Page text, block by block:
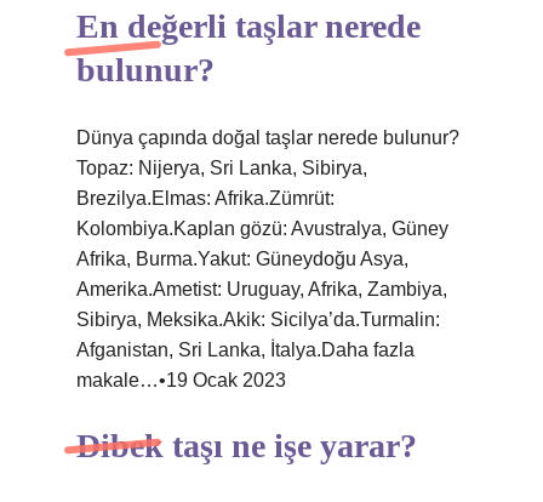
En değerli taşlar nerede
bulunur?
Dünya çapında doğal taşlar nerede bulunur?
Topaz: Nijerya, Sri Lanka, Sibirya,
Brezilya.Elmas: Afrika.Zümrüt:
Kolombiya.Kaplan gözü: Avustralya, Güney
Afrika, Burma.Yakut: Güneydoğu Asya,
Amerika.Ametist: Uruguay, Afrika, Zambiya,
Sibirya, Meksika.Akik: Sicilya’da.Turmalin:
Afganistan, Sri Lanka, İtalya.Daha fazla
makale…•19 Ocak 2023
Dibek taşı ne işe yarar?